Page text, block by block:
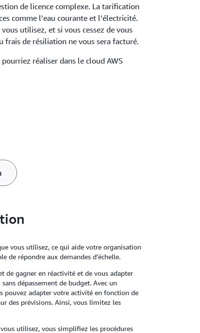
de licence complexe. La tarification
comme l’eau courante et l’électricité.
utilisez, et si vous cessez de vous
frais de résiliation ne vous sera facturé.
réaliser dans le cloud AWS
vous utilisez, ce qui aide votre organisation
de répondre aux demandes d’échelle.
de gagner en réactivité et de vous adapter
dépassement de budget. Avec un
pouvez adapter votre activité en fonction de
des prévisions. Ainsi, vous limitez les
utilisez, vous simplifiez les procédures